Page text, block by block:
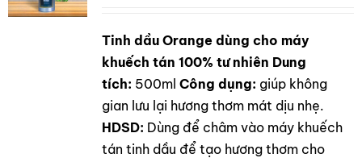
Tinh dầu Orange dùng cho máy
khuếch tán 100% tư nhiên Dung
tích: 500ml Công dụng: giúp không
gian lưu lại hương thơm mát dịu nhẹ.
HDSD: Dùng để châm vào máy khuếch
tán tinh dầu để tạo hương thơm cho